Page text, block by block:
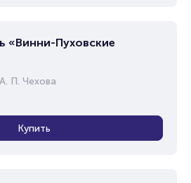
«Винни-Пуховские
П. Чехова
Купить